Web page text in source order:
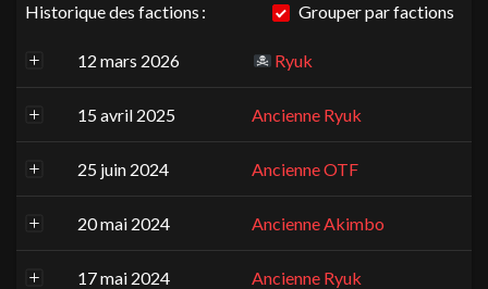
Historique des factions : Grouper par factions
12 mars 2026 Ryuk
15 avril 2025 Ancienne Ryuk
25 juin 2024 Ancienne OTF
20 mai 2024 Ancienne Akimbo
17 mai 2024 Ancienne Ryuk